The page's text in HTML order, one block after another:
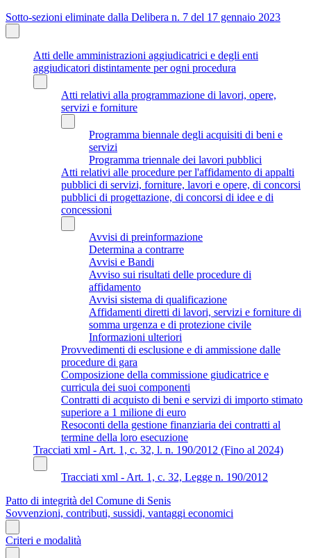
Sotto-sezioni eliminate dalla Delibera n. 7 del 17 gennaio 2023
Atti delle amministrazioni aggiudicatrici e degli enti
aggiudicatori distintamente per ogni procedura
Atti relativi alla programmazione di lavori, opere,
servizi e forniture
Programma biennale degli acquisiti di beni e
servizi
Programma triennale dei lavori pubblici
Atti relativi alle procedure per l'affidamento di appalti
pubblici di servizi, forniture, lavori e opere, di concorsi
pubblici di progettazione, di concorsi di idee e di
concessioni
Avvisi di preinformazione
Determina a contrarre
Avvisi e Bandi
Avviso sui risultati delle procedure di
affidamento
Avvisi sistema di qualificazione
Affidamenti diretti di lavori, servizi e forniture di
somma urgenza e di protezione civile
Informazioni ulteriori
Provvedimenti di esclusione e di ammissione dalle
procedure di gara
Composizione della commissione giudicatrice e
curricula dei suoi componenti
Contratti di acquisto di beni e servizi di importo stimato
superiore a 1 milione di euro
Resoconti della gestione finanziaria dei contratti al
termine della loro esecuzione
Tracciati xml - Art. 1, c. 32, l. n. 190/2012 (Fino al 2024)
Tracciati xml - Art. 1, c. 32, Legge n. 190/2012
Patto di integrità del Comune di Senis
Sovvenzioni, contributi, sussidi, vantaggi economici
Criteri e modalità